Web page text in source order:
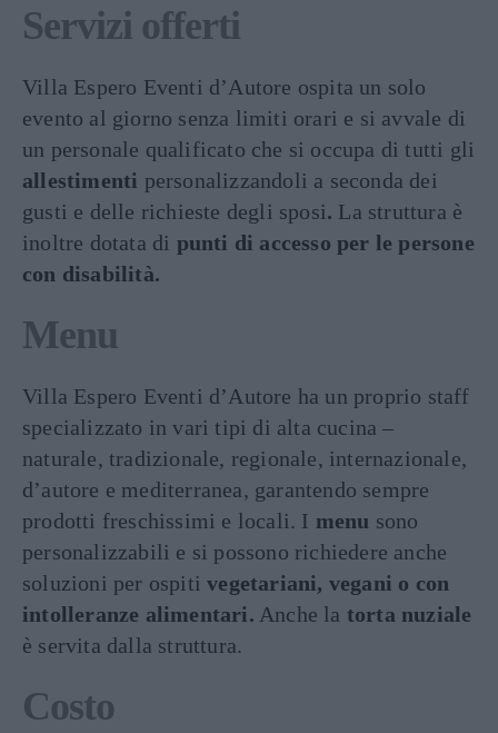
Servizi offerti
Villa Espero Eventi d’Autore ospita un solo
evento al giorno senza limiti orari e si avvale di
un personale qualificato che si occupa di tutti gli
allestimenti personalizzandoli a seconda dei
gusti e delle richieste degli sposi. La struttura è
inoltre dotata di punti di accesso per le persone
con disabilità.
Menu
Villa Espero Eventi d’Autore ha un proprio staff
specializzato in vari tipi di alta cucina –
naturale, tradizionale, regionale, internazionale,
d’autore e mediterranea, garantendo sempre
prodotti freschissimi e locali. I menu sono
personalizzabili e si possono richiedere anche
soluzioni per ospitivegetariani, vegani o con
intolleranze alimentari. Anche la torta nuziale
è servita dalla struttura.
Costo